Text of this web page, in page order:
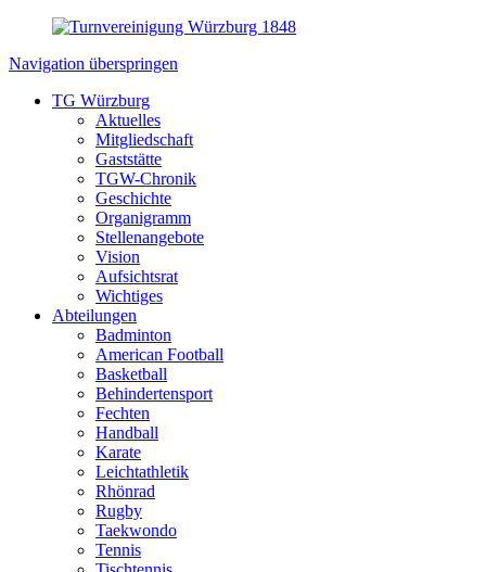
Navigation überspringen
TG Würzburg
Aktuelles
Mitgliedschaft
Gaststätte
TGW-Chronik
Geschichte
Organigramm
Stellenangebote
Vision
Aufsichtsrat
Wichtiges
Abteilungen
Badminton
American Football
Basketball
Behindertensport
Fechten
Handball
Karate
Leichtathletik
Rhönrad
Rugby
Taekwondo
Tennis